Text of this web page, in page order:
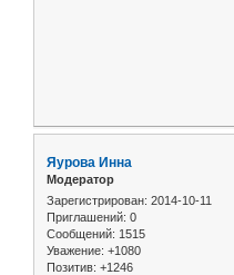
Яурова Инна
Модератор
Зарегистрирован: 2014-10-11
Приглашений: 0
Сообщений: 1515
Уважение: +1080
Позитив: +1246